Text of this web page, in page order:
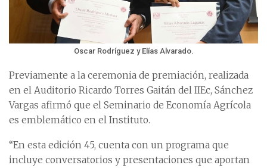
Oscar Rodríguez y Elías Alvarado.
Previamente a la ceremonia de premiación, realizada
en el Auditorio Ricardo Torres Gaitán del IIEc, Sánchez
Vargas afirmó que el Seminario de Economía Agrícola
es emblemático en el Instituto.
“En esta edición 45, cuenta con un programa que
incluye conversatorios y presentaciones que aportan